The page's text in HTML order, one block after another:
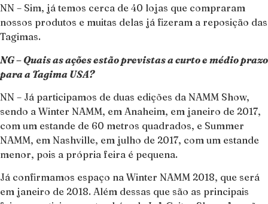
NN – Sim, já temos cerca de 40 lojas que compraram
nossos produtos e muitas delas já fizeram a reposição das
Tagimas.
NG – Quais as ações estão previstas a curto e médio prazo
para a Tagima USA?
NN – Já participamos de duas edições da NAMM Show,
sendo a Winter NAMM, em Anaheim, em janeiro de 2017,
com um estande de 60 metros quadrados, e Summer
NAMM, em Nashville, em julho de 2017, com um estande
menor, pois a própria feira é pequena.
Já confirmamos espaço na Winter NAMM 2018, que será
em janeiro de 2018. Além dessas que são as principais